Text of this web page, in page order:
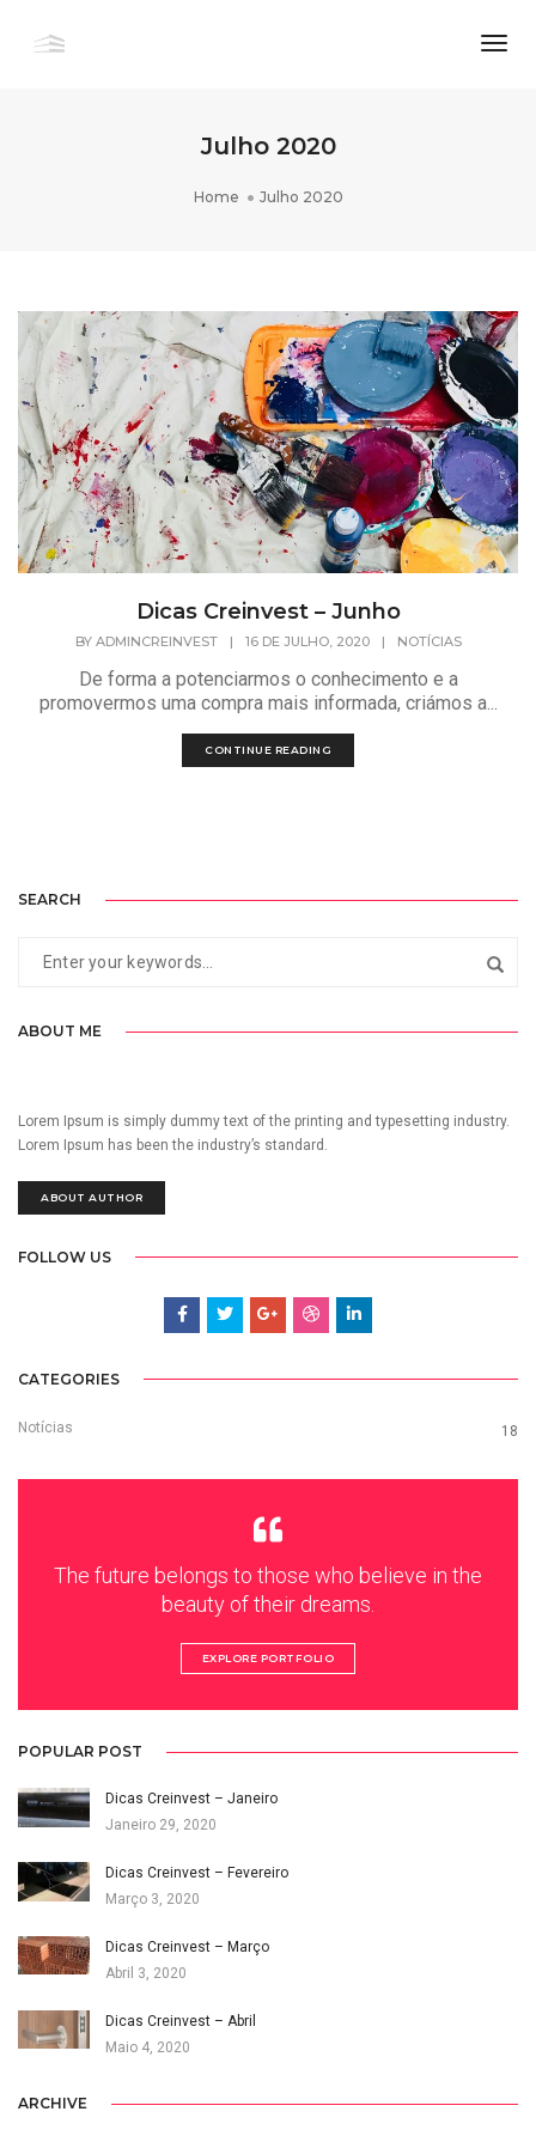
Julho 2020
Home Julho 2020
Dicas Creinvest – Junho
BY ADMINCREINVEST | 16 DE JULHO, 2020 | NOTÍCIAS
De forma a potenciarmos o conhecimento e a
promovermos uma compra mais informada, criámos a...
CONTINUE READING
SEARCH
ABOUT ME
Lorem Ipsum is simply dummy text of the printing and typesetting industry.
Lorem Ipsum has been the industry’s standard.
ABOUT AUTHOR
FOLLOW US
CATEGORIES
Notícias 18
The future belongs to those who believe in the
beauty of their dreams.
EXPLORE PORTFOLIO
POPULAR POST
Dicas Creinvest – Janeiro
Janeiro 29, 2020
Dicas Creinvest – Fevereiro
Março 3, 2020
Dicas Creinvest – Março
Abril 3, 2020
Dicas Creinvest – Abril
Maio 4, 2020
ARCHIVE